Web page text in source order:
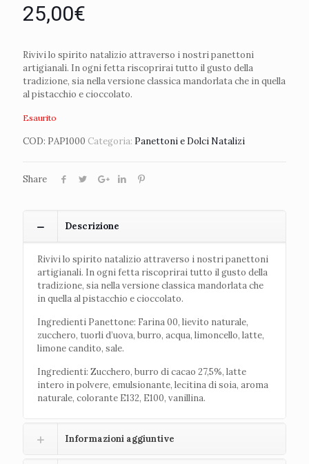
25,00€
Rivivi lo spirito natalizio attraverso i nostri panettoni
artigianali. In ogni fetta riscoprirai tutto il gusto della
tradizione, sia nella versione classica mandorlata che in quella
al pistacchio e cioccolato.
Esaurito
COD: PAP1000 Categoria: Panettoni e Dolci Natalizi
Share
Descrizione
Rivivi lo spirito natalizio attraverso i nostri panettoni
artigianali. In ogni fetta riscoprirai tutto il gusto della
tradizione, sia nella versione classica mandorlata che
in quella al pistacchio e cioccolato.
Ingredienti Panettone: Farina 00, lievito naturale,
zucchero, tuorli d’uova, burro, acqua, limoncello, latte,
limone candito, sale.
Ingredienti: Zucchero, burro di cacao 27,5%, latte
intero in polvere, emulsionante, lecitina di soia, aroma
naturale, colorante E132, E100, vanillina.
Informazioni aggiuntive